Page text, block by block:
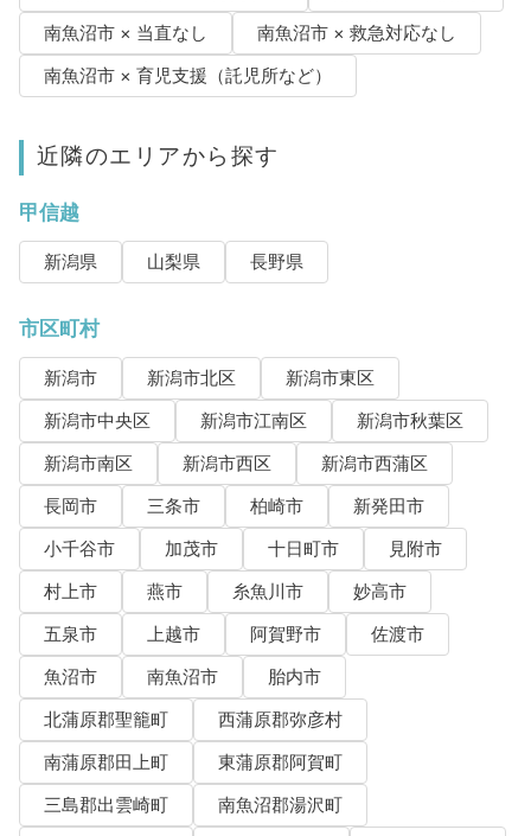
南魚沼市 × 当直なし
南魚沼市 × 救急対応なし
南魚沼市 × 育児支援（託児所など）
近隣のエリアから探す
甲信越
新潟県 山梨県 長野県
市区町村
新潟市 新潟市北区
新潟市東区
新潟市中央区
新潟市江南区
新潟市秋葉区
新潟市南区
新潟市西区
新潟市西蒲区
長岡市
三条市 柏崎市
新発田市
小千谷市
加茂市 十日町市
見附市
村上市
燕市 糸魚川市
妙高市
五泉市
上越市 阿賀野市
佐渡市
魚沼市
南魚沼市
胎内市
北蒲原郡聖籠町
西蒲原郡弥彦村
南蒲原郡田上町
東蒲原郡阿賀町
三島郡出雲崎町
南魚沼郡湯沢町